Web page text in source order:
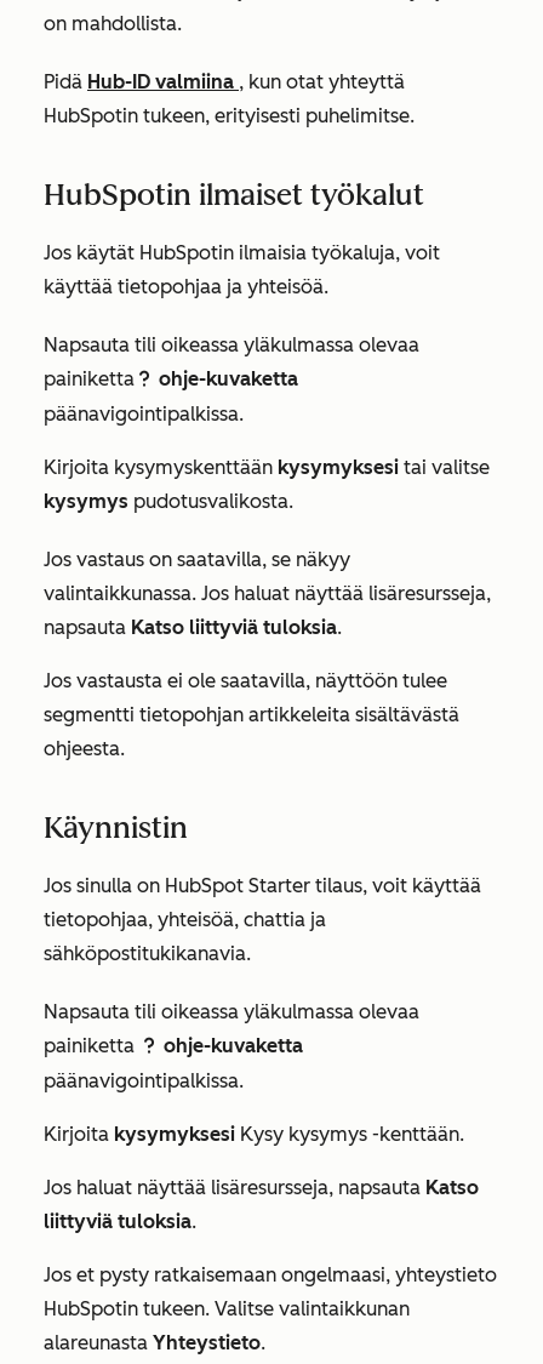
on mahdollista.
Pidä Hub-ID valmiina , kun otat yhteyttä
HubSpotin tukeen, erityisesti puhelimitse.
HubSpotin ilmaiset työkalut
Jos käytät HubSpotin ilmaisia työkaluja, voit
käyttää tietopohjaa ja yhteisöä.
Napsauta tili oikeassa yläkulmassa olevaa
painiketta questioncircleIcon help ohje-kuvaketta
päänavigointipalkissa.
Kirjoita kysymyskenttään kysymyksesi tai valitse
kysymys pudotusvalikosta.
Jos vastaus on saatavilla, se näkyy
valintaikkunassa. Jos haluat näyttää lisäresursseja,
napsauta Katso liittyviä tuloksia.
Jos vastausta ei ole saatavilla, näyttöön tulee
segmentti tietopohjan artikkeleita sisältävästä
ohjeesta.
Käynnistin
Jos sinulla on HubSpot Starter tilaus, voit käyttää
tietopohjaa, yhteisöä, chattia ja
sähköpostitukikanavia.
Napsauta tili oikeassa yläkulmassa olevaa
painiketta question ohje-kuvaketta
päänavigointipalkissa.
Kirjoita kysymyksesi Kysy kysymys -kenttään.
Jos haluat näyttää lisäresursseja, napsauta Katso
liittyviä tuloksia.
Jos et pysty ratkaisemaan ongelmaasi, yhteystieto
HubSpotin tukeen. Valitse valintaikkunan
alareunasta Yhteystieto.